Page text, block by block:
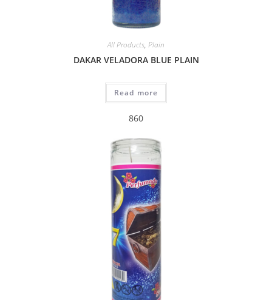
All Products, Plain
DAKAR VELADORA BLUE PLAIN
Read more
860